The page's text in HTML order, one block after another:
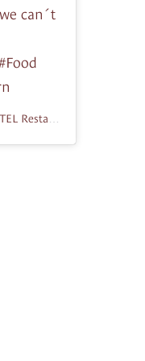
can´t
Restaurants